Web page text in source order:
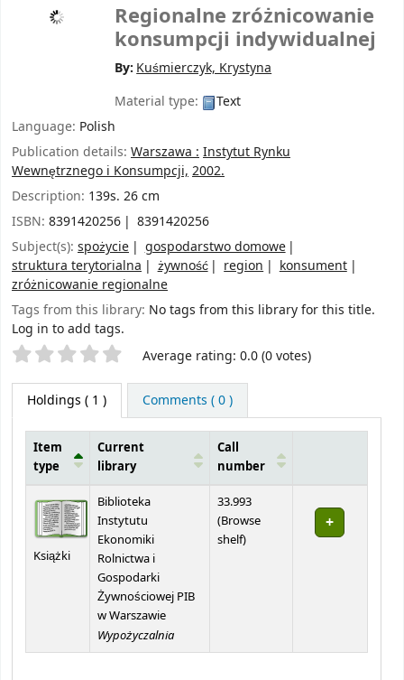
Regionalne zróżnicowanie
konsumpcji indywidualnej
By: Kuśmierczyk, Krystyna
Material type:
Text
Language: Polish
Publication details: Warszawa :Instytut Rynku
Wewnętrznego i Konsumpcji,2002.
Description: 139s. 26 cm
ISBN: 8391420256
8391420256
Subject(s): spożycie
gospodarstwo domowe
struktura terytorialna
żywność region
konsument
zróżnicowanie regionalne
Tags from this library: No tags from this library for this title.
Log in to add tags.
Star ratings Average rating: 0.0 (0 votes)
Holdings ( 1 ) Comments ( 0 )
Item
type
Current
library
Call
number
Książki
Biblioteka
Instytutu
Ekonomiki
Rolnictwa i
Gospodarki
Żywnościowej PIB
w Warszawie
Wypożyczalnia
33.993
(Browse
shelf(Opens below)
)